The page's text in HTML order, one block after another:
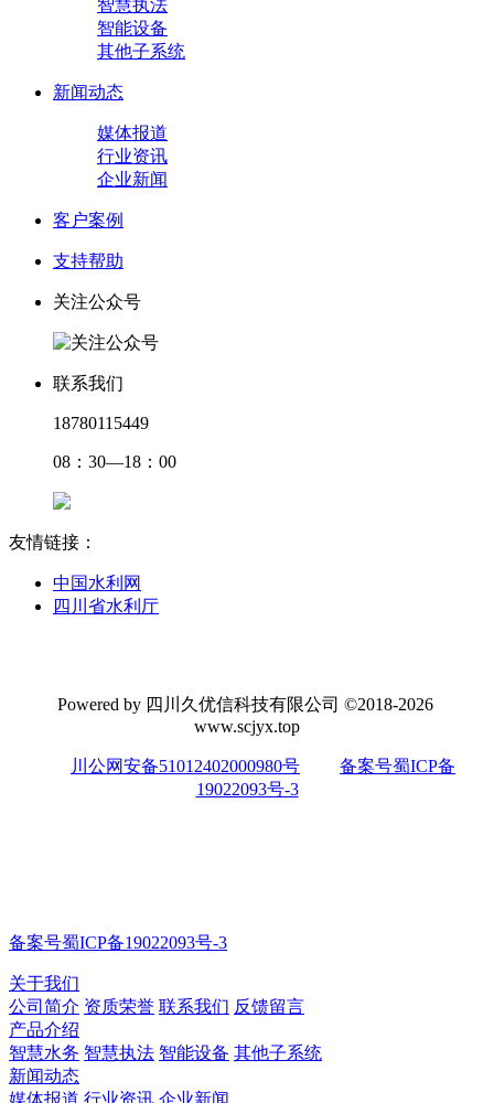
智慧执法
智能设备
其他子系统
新闻动态
媒体报道
行业资讯
企业新闻
客户案例
支持帮助
关注公众号
联系我们
18780115449
08：30—18：00
友情链接：
中国水利网
四川省水利厅
Powered by 四川久优信科技有限公司 ©2018-2026
www.scjyx.top
川公网安备51012402000980号
备案号蜀ICP备
19022093号-3
备案号蜀ICP备19022093号-3
关于我们
公司简介 资质荣誉 联系我们 反馈留言
产品介绍
智慧水务 智慧执法 智能设备 其他子系统
新闻动态